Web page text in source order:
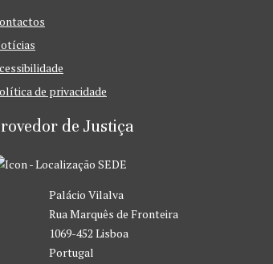
de privacidade
de Justiça
SEDE
Palácio Vilalva
Rua Marquês de Fronteira
1069-452 Lisboa
Portugal